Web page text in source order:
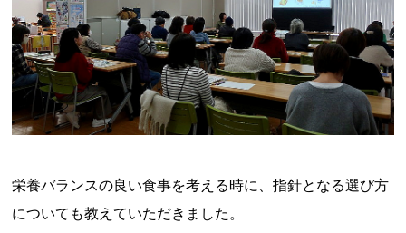
栄養バランスの良い食事を考える時に、指針となる選び方
についても教えていただきました。